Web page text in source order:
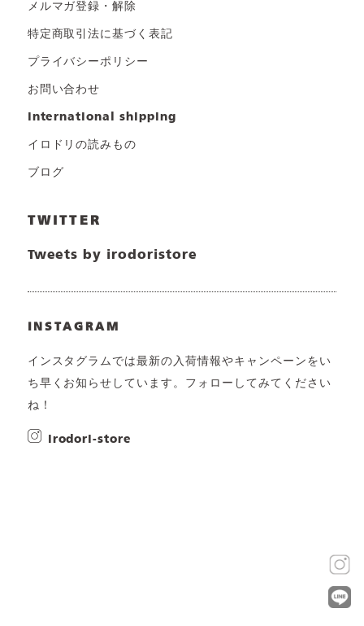
メルマガ登録・解除
特定商取引法に基づく表記
プライバシーポリシー
お問い合わせ
international shipping
イロドリの読みもの
ブログ
TWITTER
Tweets by irodoristore
INSTAGRAM
インスタグラムでは最新の入荷情報やキャンペーンをい
ち早くお知らせしています。フォローしてみてください
ね！
irodori-store